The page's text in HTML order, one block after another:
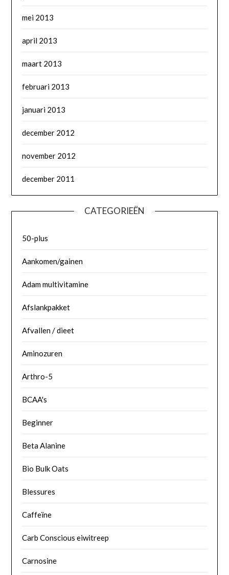
mei 2013
april 2013
maart 2013
februari 2013
januari 2013
december 2012
november 2012
december 2011
CATEGORIEËN
50-plus
Aankomen/gainen
Adam multivitamine
Afslankpakket
Afvallen / dieet
Aminozuren
Arthro-5
BCAA's
Beginner
Beta Alanine
Bio Bulk Oats
Blessures
Caffeïne
Carb Conscious eiwitreep
Carnosine